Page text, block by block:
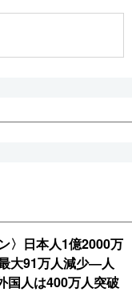
〉日本人1億2000万
大91万人減少―人
国人は400万人突破